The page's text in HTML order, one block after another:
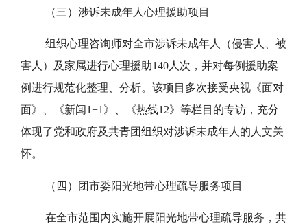
（三）涉诉未成年人心理援助项目
组织心理咨询师对全市涉诉未成年人（侵害人、被
害人）及家属进行心理援助140人次，并对每例援助案
例进行规范化整理、分析。该项目多次接受央视《面对
面》、《新闻1+1》、《热线12》等栏目的专访，充分
体现了党和政府及共青团组织对涉诉未成年人的人文关
怀。
（四）团市委阳光地带心理疏导服务项目
在全市范围内实施开展阳光地带心理疏导服务，共